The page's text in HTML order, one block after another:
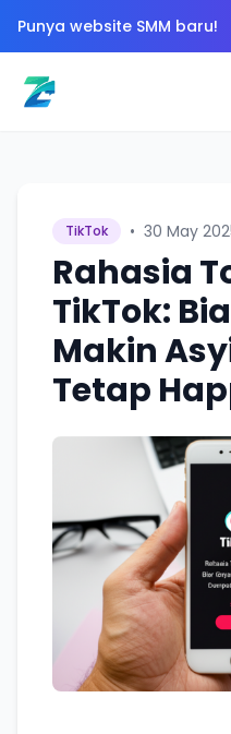
Punya website SMM baru!
TikTok • 30 May
Rahasia
TikTok:
Makin
Tetap